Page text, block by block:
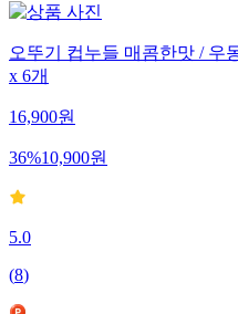
오뚜기 컵누들 매콤한맛 / 우
x 6개
16,900원
36%10,900원
5.0
(8)